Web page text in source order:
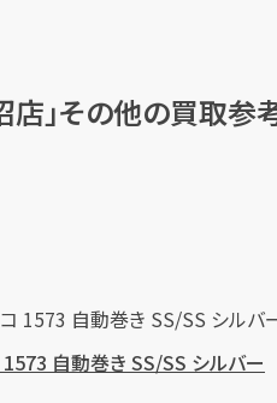
」その他の買取参
1573 自動巻き SS/SS シルバー